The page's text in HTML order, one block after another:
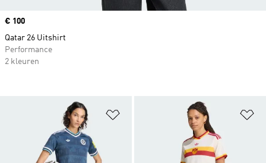
Op verlanglijst zetten
Price
€ 100
Qatar 26 Uitshirt
Performance
2 kleuren